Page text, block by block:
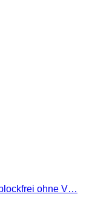
ohne V…